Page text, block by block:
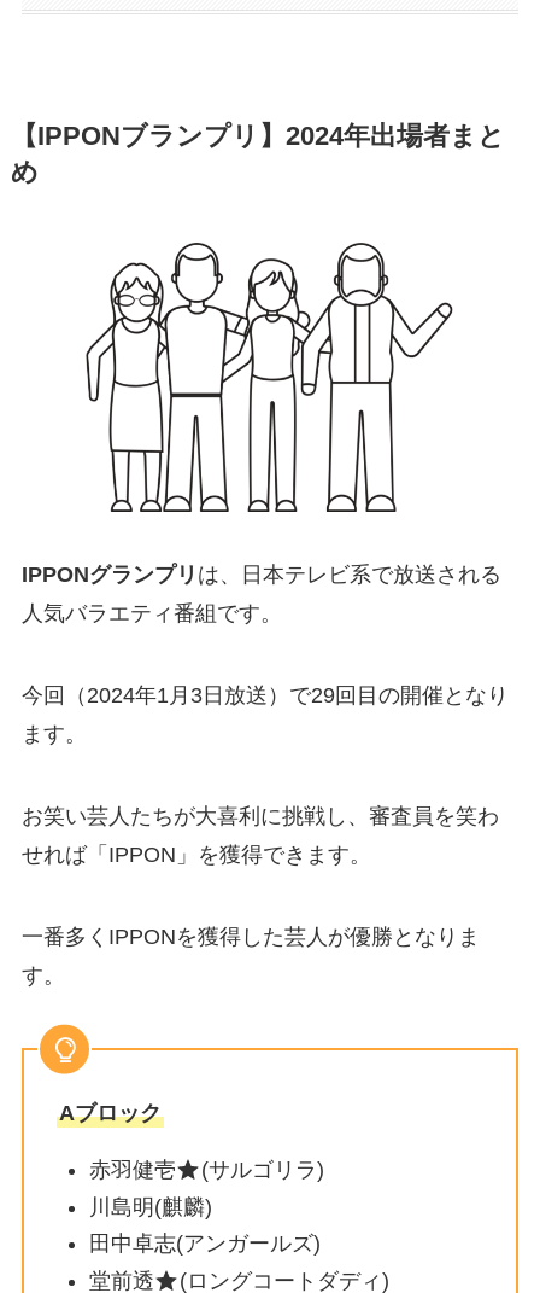
【IPPONブランプリ】2024年出場者まと
め
IPPONグランプリ は、日本テレビ系で放送される
人気バラエティ番組です。
今回（2024年1月3日放送）で29回目の開催となり
ます。
お笑い芸人たちが大喜利に挑戦し、審査員を笑わ
せれば「IPPON」を獲得できます。
一番多くIPPONを獲得した芸人が優勝となりま
す。
Aブロック
赤羽健壱
(サルゴリラ)
川島明(麒麟)
田中卓志(アンガールズ)
堂前透
(ロングコートダディ)